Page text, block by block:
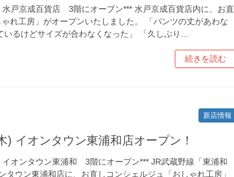
水戸京成百貨店 3階にオープン*** 水戸京成百貨店内に、お直
れ工房」がオープンいたしました。 「パンツの丈があわな
いるけどサイズが合わなくなった」 「久しぶり…
続きを読む
新店情報
) イオンタウン東浦和店オープン！
イオンタウン東浦和 3階にオープン*** JR武蔵野線「東浦和
ウン東浦和店に、お直しコンシェルジュ「おしゃれ工房」